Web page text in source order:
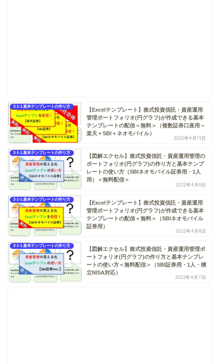
2-1-1.基本テンプレートの作り方
【Excelテンプレート】株式投資信託・資産運用
管理ポートフォリオ(円グラフ)が作成できる基本
テンプレートの配信＜無料＞（複数証券口座用～
楽天＋SBI＋ネオモバイル）
2022年4月13日
2-1-1.基本テンプレートの作り方
【図解エクセル】株式投資信託・資産運用管理の
ポートフォリオ(円グラフ)の作り方と基本テンプ
レートの使い方（SBIネオモバイル証券用・1人
用）＜無料配信＞
2022年4月8日
2-1-1.基本テンプレートの作り方
【Excelテンプレート】株式投資信託・資産運用
管理ポートフォリオ(円グラフ)が作成できる基本
テンプレートの配信＜無料＞（SBIネオモバイル
証券用）
2022年4月8日
2-1-1.基本テンプレートの作り方
【図解エクセル】株式投資信託・資産運用管理ポ
ートフォリオ(円グラフ)の作り方と基本テンプレ
ートの使い方＜無料配信＞（SBI証券用・1人・積
立NISA対応）
2022年4月7日